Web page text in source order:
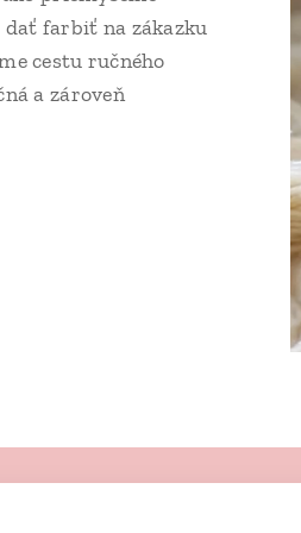
dať farbiť na zákazku
cestu ručného
a zároveň